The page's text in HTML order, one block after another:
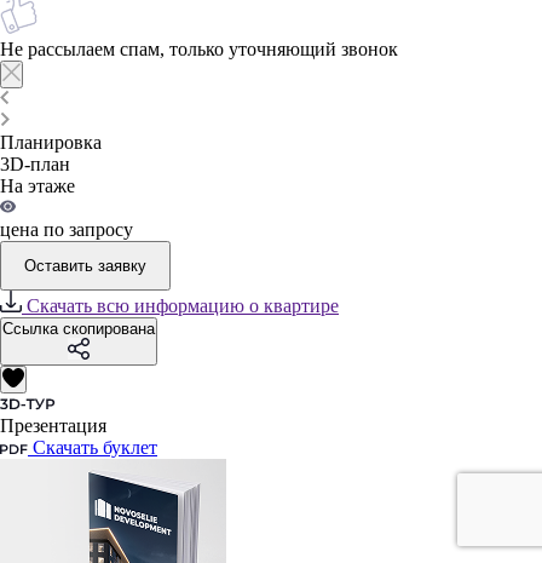
Не рассылаем спам, только уточняющий звонок
Планировка
3D-план
На этаже
цена по запросу
Оставить заявку
Скачать всю информацию о квартире
Ссылка скопирована
Презентация
Скачать буклет